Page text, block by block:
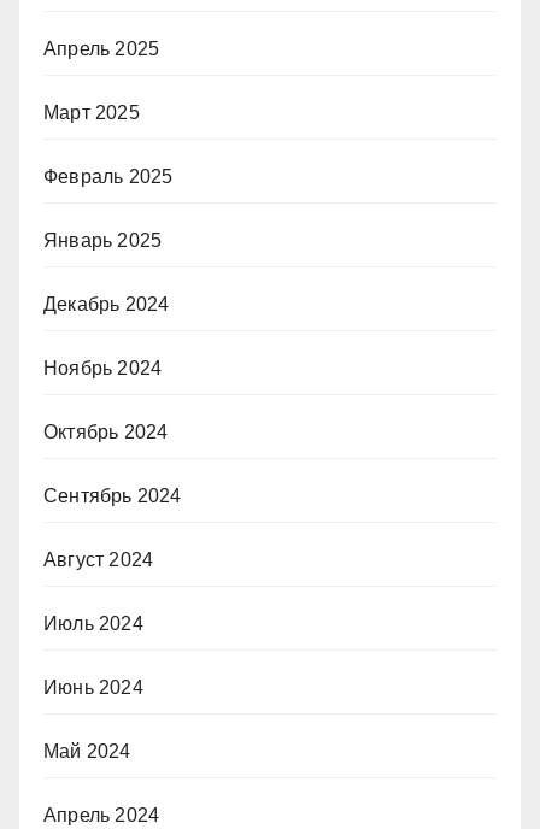
Апрель 2025
Март 2025
Февраль 2025
Январь 2025
Декабрь 2024
Ноябрь 2024
Октябрь 2024
Сентябрь 2024
Август 2024
Июль 2024
Июнь 2024
Май 2024
Апрель 2024